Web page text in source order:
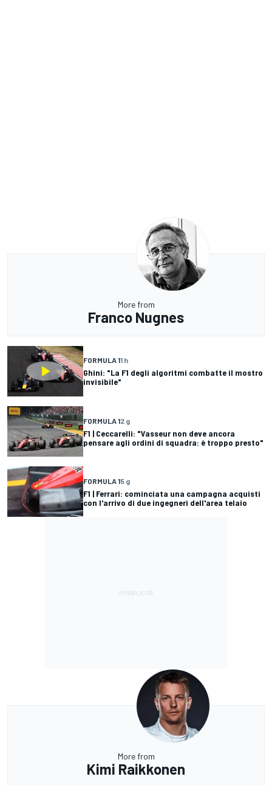
More from
Franco Nugnes
FORMULA 11 h
Ghini: "La F1 degli algoritmi combatte il mostro
invisibile"
FORMULA 12 g
F1 | Ceccarelli: "Vasseur non deve ancora
pensare agli ordini di squadra: è troppo presto"
FORMULA 15 g
F1 | Ferrari: cominciata una campagna acquisti
con l'arrivo di due ingegneri dell'area telaio
More from
Kimi Raikkonen